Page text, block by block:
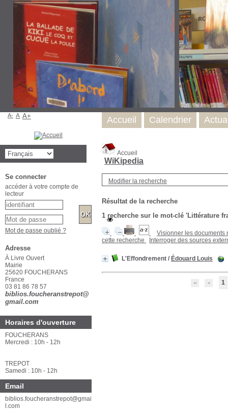
Accueil
WiKipedia
Modifier la recherche
Résultat de la recherche
1 recherche sur le mot-clé 'Littérature
Visionner les documents
cette recherche
Interroger des sources
L'Effondrement / Édouard Louis
1
Accueil Calendrier
A- A A+
Se connecter
accéder à votre compte de
lecteur
Mot de passe oublié ?
Adresse
À Livre Ouvert
Mairie
25620 FOUCHERANS
France
03 81 86 78 57
biblios.foucheranstrepot@
gmail.com
Horaires d'ouverture
FOUCHERANS
Mercredi : 10h - 12h
TREPOT
Samedi : 10h - 12h
Email
biblios.foucheranstrepot@gmai
l.com